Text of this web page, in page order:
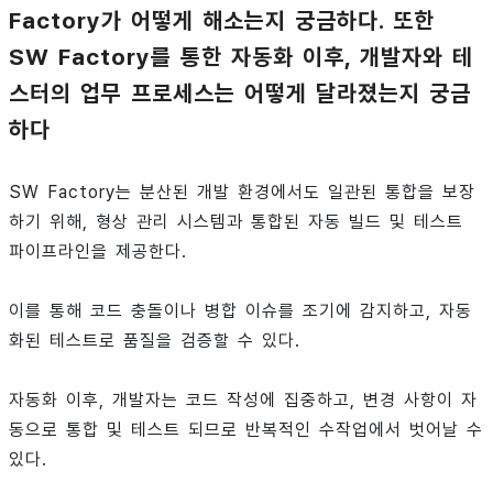
Factory가 어떻게 해소는지 궁금하다. 또한
SW Factory를 통한 자동화 이후, 개발자와 테
스터의 업무 프로세스는 어떻게 달라졌는지 궁금
하다
SW Factory는 분산된 개발 환경에서도 일관된 통합을 보장
하기 위해, 형상 관리 시스템과 통합된 자동 빌드 및 테스트
파이프라인을 제공한다.
이를 통해 코드 충돌이나 병합 이슈를 조기에 감지하고, 자동
화된 테스트로 품질을 검증할 수 있다.
자동화 이후, 개발자는 코드 작성에 집중하고, 변경 사항이 자
동으로 통합 및 테스트 되므로 반복적인 수작업에서 벗어날 수
있다.